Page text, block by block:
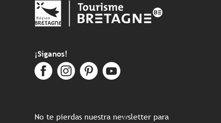
¡Síganos!
No te pierdas nuestra newsletter para